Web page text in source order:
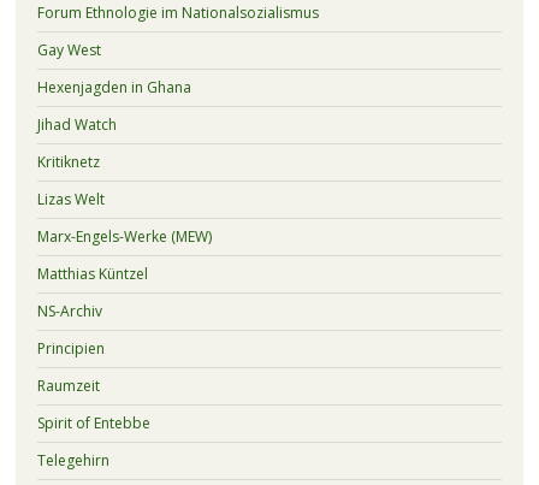
Forum Ethnologie im Nationalsozialismus
Gay West
Hexenjagden in Ghana
Jihad Watch
Kritiknetz
Lizas Welt
Marx-Engels-Werke (MEW)
Matthias Küntzel
NS-Archiv
Principien
Raumzeit
Spirit of Entebbe
Telegehirn